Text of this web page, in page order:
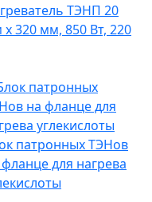
ТЭНП 20
320 мм, 850 Вт, 220
патронных ТЭНов
для нагрева